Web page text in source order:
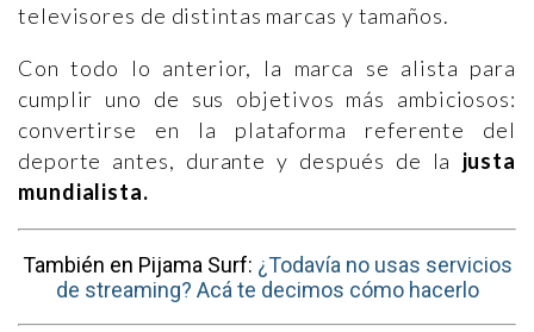
televisores de distintas marcas y tamaños.
Con todo lo anterior, la marca se alista para
cumplir uno de sus objetivos más ambiciosos:
convertirse en la plataforma referente del
deporte antes, durante y después de la justa
mundialista.
También en Pijama Surf: ¿Todavía no usas servicios
de streaming? Acá te decimos cómo hacerlo